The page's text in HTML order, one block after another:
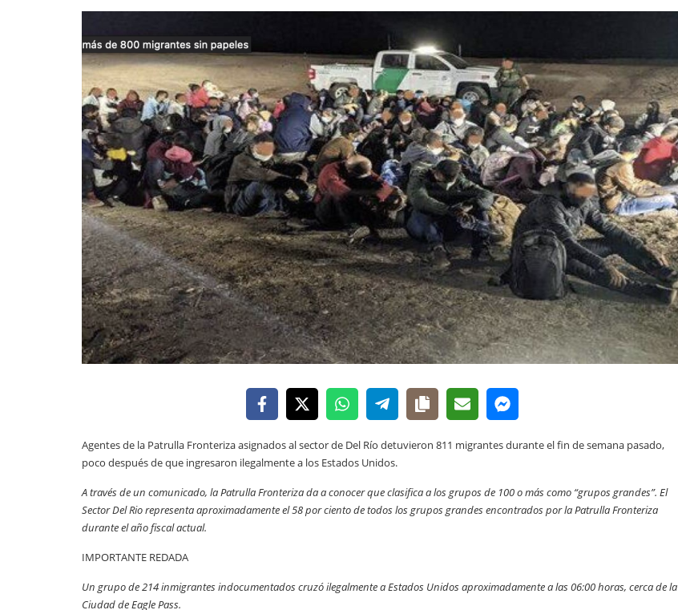
Agentes de la Patrulla Fronteriza asignados al sector de Del Río detuvieron 811 migrantes durante el fin de semana pasado,
poco después de que ingresaron ilegalmente a los Estados Unidos.
A través de un comunicado, la Patrulla Fronteriza da a conocer que clasifica a los grupos de 100 o más como “grupos grandes”. El
Sector Del Rio representa aproximadamente el 58 por ciento de todos los grupos grandes encontrados por la Patrulla Fronteriza
durante el año fiscal actual.
IMPORTANTE REDADA
Un grupo de 214 inmigrantes indocumentados cruzó ilegalmente a Estados Unidos aproximadamente a las 06:00 horas, cerca de la
Ciudad de Eagle Pass.